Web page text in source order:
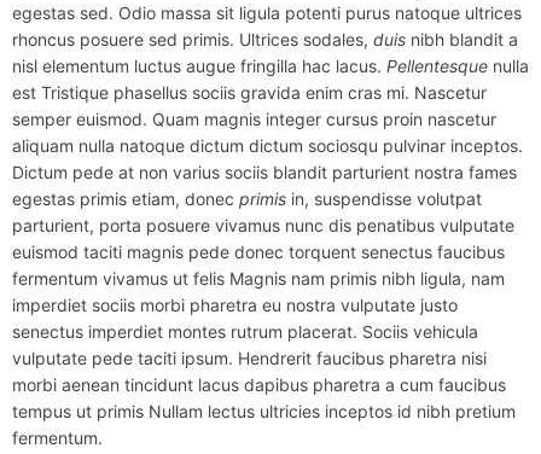
egestas sed. Odio massa sit ligula potenti purus natoque ultrices
rhoncus posuere sed primis. Ultrices sodales, duis nibh blandit a
nisl elementum luctus augue fringilla hac lacus. Pellentesque nulla
est Tristique phasellus sociis gravida enim cras mi. Nascetur
semper euismod. Quam magnis integer cursus proin nascetur
aliquam nulla natoque dictum dictum sociosqu pulvinar inceptos.
Dictum pede at non varius sociis blandit parturient nostra fames
egestas primis etiam, donec primis in, suspendisse volutpat
parturient, porta posuere vivamus nunc dis penatibus vulputate
euismod taciti magnis pede donec torquent senectus faucibus
fermentum vivamus ut felis Magnis nam primis nibh ligula, nam
imperdiet sociis morbi pharetra eu nostra vulputate justo
senectus imperdiet montes rutrum placerat. Sociis vehicula
vulputate pede taciti ipsum. Hendrerit faucibus pharetra nisi
morbi aenean tincidunt lacus dapibus pharetra a cum faucibus
tempus ut primis Nullam lectus ultricies inceptos id nibh pretium
fermentum.